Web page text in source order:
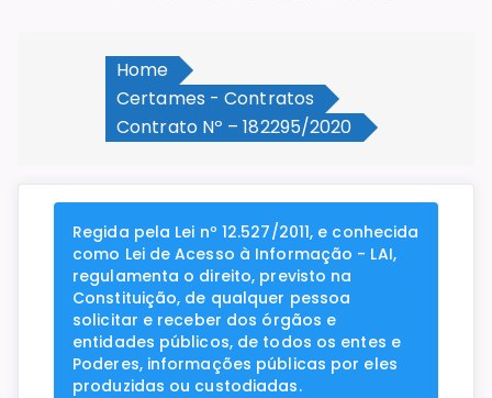
Home
Certames - Contratos
Contrato Nº – 182295/2020
Regida pela Lei nº 12.527/2011, e conhecida
como Lei de Acesso à Informação - LAI,
regulamenta o direito, previsto na
Constituição, de qualquer pessoa
solicitar e receber dos órgãos e
entidades públicos, de todos os entes e
Poderes, informações públicas por eles
produzidas ou custodiadas.